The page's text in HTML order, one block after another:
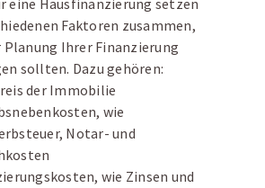
eine Hausfinanzierung setzen
Faktoren zusammen,
Planung Ihrer Finanzierung
sollten. Dazu gehören:
der Immobilie
wie
Notar- und
wie Zinsen und